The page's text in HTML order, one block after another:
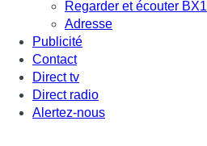
Regarder et écouter BX1
Adresse
Publicité
Contact
Direct tv
Direct radio
Alertez-nous